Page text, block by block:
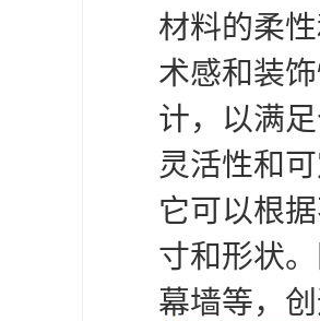
材料的柔
术感和装
计，以满
灵活性和
它可以根
寸和形状
幕墙等，